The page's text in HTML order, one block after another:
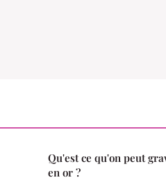
Qu'est ce qu'on peut
en or ?